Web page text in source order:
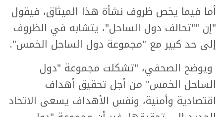
أما فيما يخص ظروف نشأة هذا الميثاق، فيقول
"إن ""تحالف دول الساحل"، يتشابه في الظروف
إلى حد كبير مع "مجموعة دول الساحل الخمس".
ويوضح الصحفي، "تشكلت مجموعة "دول
الساحل الخمس" من أجل تحقيق أهداف
اقتصادية وأمنية، ونفس الأهداف يسعى الاتحاد